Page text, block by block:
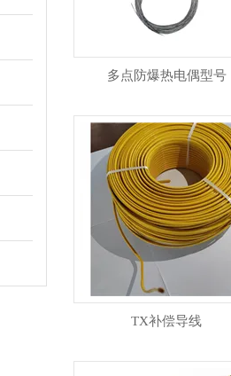
多点防爆热电偶型号
TX补偿导线